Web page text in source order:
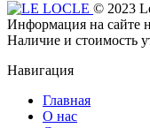
© 2023
Информация на сайте
Наличие и стоимость
Навигация
Главная
О нас